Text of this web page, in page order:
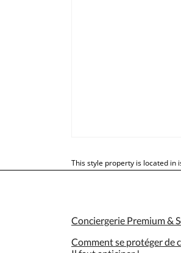
This style property is located in
Conciergerie Premium &
Comment se protéger de